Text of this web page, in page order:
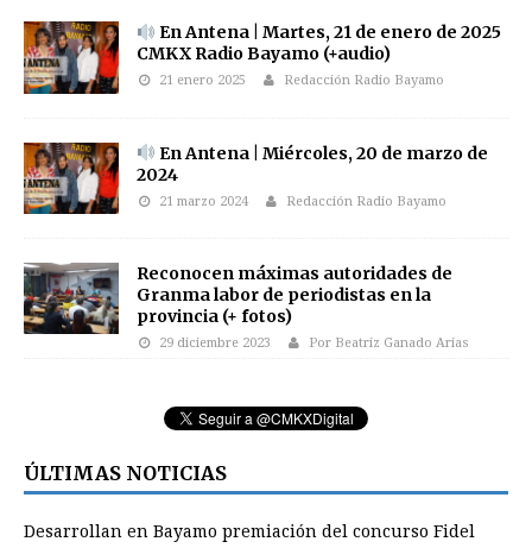
En Antena | Martes, 21 de enero de 2025
CMKX Radio Bayamo (+audio)
21 enero 2025 Redacción Radio Bayamo
En Antena | Miércoles, 20 de marzo de
2024
21 marzo 2024 Redacción Radio Bayamo
Reconocen máximas autoridades de
Granma labor de periodistas en la
provincia (+ fotos)
29 diciembre 2023 Por Beatriz Ganado Arias
ÚLTIMAS NOTICIAS
Desarrollan en Bayamo premiación del concurso Fidel